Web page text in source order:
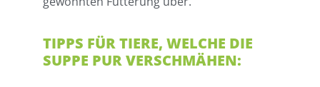
TIPPS FÜR TIERE, WELCHE DIE
SUPPE PUR VERSCHMÄHEN: